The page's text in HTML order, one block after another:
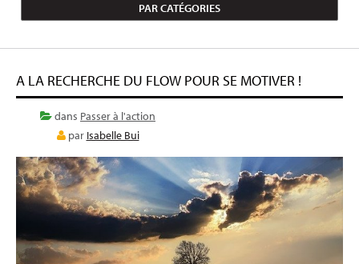
FORMATIONS
BLOG
PAR CATÉGORIES
A LA RECHERCHE DU FLOW POUR SE MOTIVER !
dans Passer à l'action
par Isabelle Bui